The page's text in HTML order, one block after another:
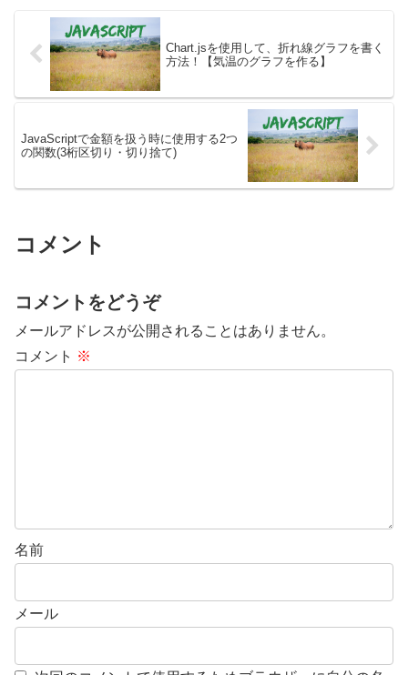
Chart.jsを使用して、折れ線グラフを書く
方法！【気温のグラフを作る】
JavaScriptで金額を扱う時に使用する2つ
の関数(3桁区切り・切り捨て)
コメント
コメントをどうぞ
メールアドレスが公開されることはありません。
コメント ※
名前
メール